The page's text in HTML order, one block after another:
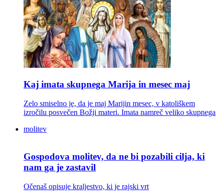
Kaj imata skupnega Marija in mesec maj
Zelo smiselno je, da je maj Marijin mesec, v katoliškem
izročilu posvečen Božji materi. Imata namreč veliko skupnega
molitev
Gospodova molitev, da ne bi pozabili cilja, ki
nam ga je zastavil
Očenaš opisuje kraljestvo, ki je rajski vrt